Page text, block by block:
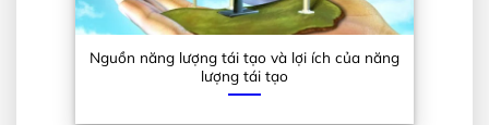
Nguồn năng lượng tái tạo và lợi ích của năng
lượng tái tạo